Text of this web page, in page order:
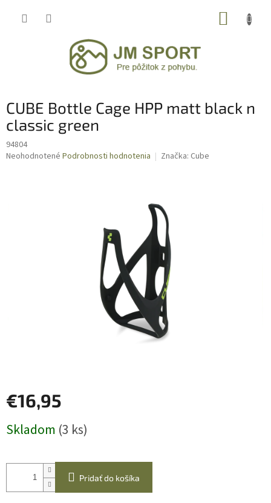
CUBE Bottle Cage HPP matt black n
classic green
94804
Priemerné
Neohodnotené Podrobnosti hodnotenia Značka: Cube
€16,95
cena:
Skladom (3 ks)
Pridať do košíka